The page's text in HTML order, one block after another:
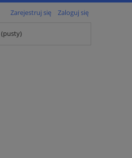
Zarejestruj się Zaloguj się
(pusty)